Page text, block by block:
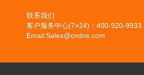
联系我们
客户服务中心(7×24)：400-920-9933
Email:Sales@cndns.com